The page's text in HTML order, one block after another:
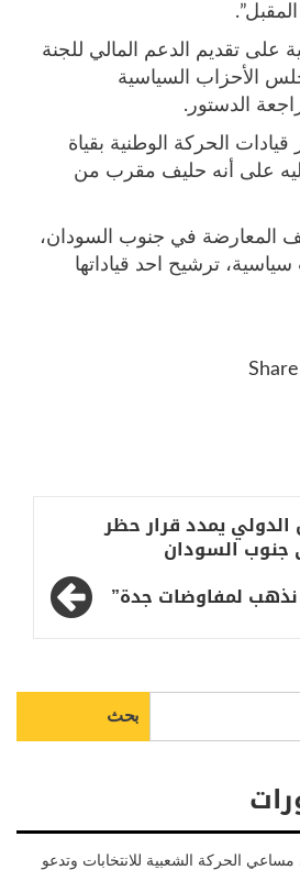
على تقديم الدعم المالي للجنة
الأحزاب السياسية
الدستور.
الحركة الوطنية بقياة
على أنه حليف مقرب من
المعارضة في جنوب السودان،
ترشيح احد قياداتها
يمدد قرار حظر
جنوب السودان
نذهب لمفاوضات جدة”
الحركة الشعبية للانتخابات وتدعو